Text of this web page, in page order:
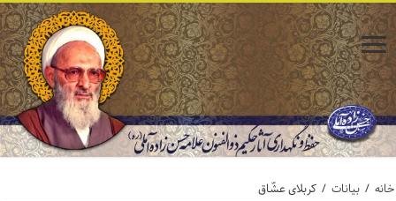
خانه / بیانات / کربلای عشّاق